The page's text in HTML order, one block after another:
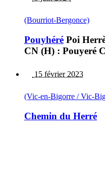
(Bourriot-Bergonce)
Pouyhéré Poi
CN (H) : Pouyeré
15 février 2023
(Vic-en-Bigorre / Vic-
Chemin du Herré